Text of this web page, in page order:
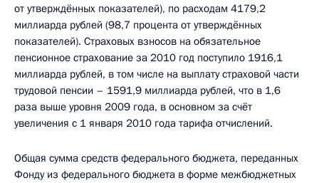
от утверждённых показателей), по расходам 4179,2
миллиарда рублей (98,7 процента от утверждённых
показателей). Страховых взносов на обязательное
пенсионное страхование за 2010 год поступило 1916,1
миллиарда рублей, в том числе на выплату страховой части
трудовой пенсии – 1591,9 миллиарда рублей, что в 1,6
раза выше уровня 2009 года, в основном за счёт
увеличения с 1 января 2010 года тарифа отчислений.
Общая сумма средств федерального бюджета, переданных
Фонду из федерального бюджета в форме межбюджетных